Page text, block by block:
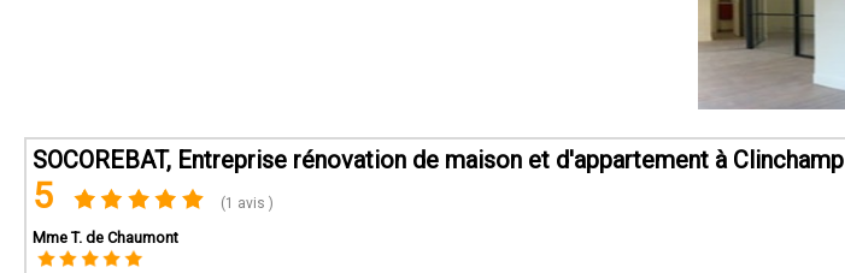
SOCOREBAT, Entreprise rénovation de maison et d'appartement à Clinchamp
5 (1 avis )
Mme T. de Chaumont